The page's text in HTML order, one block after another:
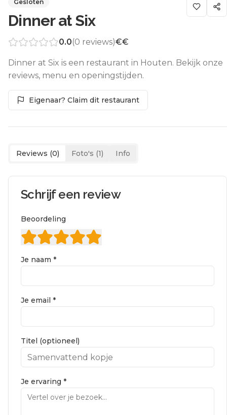
Gesloten
Dinner at Six
0.0(0 reviews)€€
Dinner at Six is een restaurant in Houten. Bekijk onze
reviews, menu en openingstijden.
Eigenaar? Claim dit restaurant
Reviews (0) Foto's (1) Info
Schrijf een review
Beoordeling
Je naam *
Je email *
Titel (optioneel)
Je ervaring *